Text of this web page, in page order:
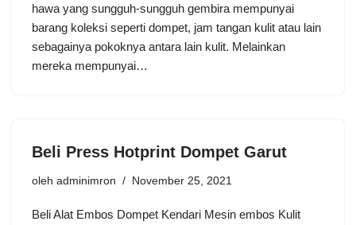
hawa yang sungguh-sungguh gembira mempunyai
barang koleksi seperti dompet, jam tangan kulit atau lain
sebagainya pokoknya antara lain kulit. Melainkan
mereka mempunyai…
Beli Press Hotprint Dompet Garut
oleh adminimron November 25, 2021
Beli Alat Embos Dompet Kendari Mesin embos Kulit